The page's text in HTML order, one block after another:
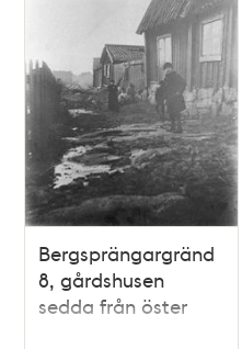
Bergsprängargränd
8, gårdshusen
sedda från öster